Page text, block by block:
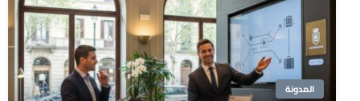
المدونة